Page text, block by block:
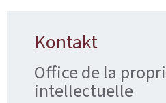
Kontakt
Office de la
intellectuelle